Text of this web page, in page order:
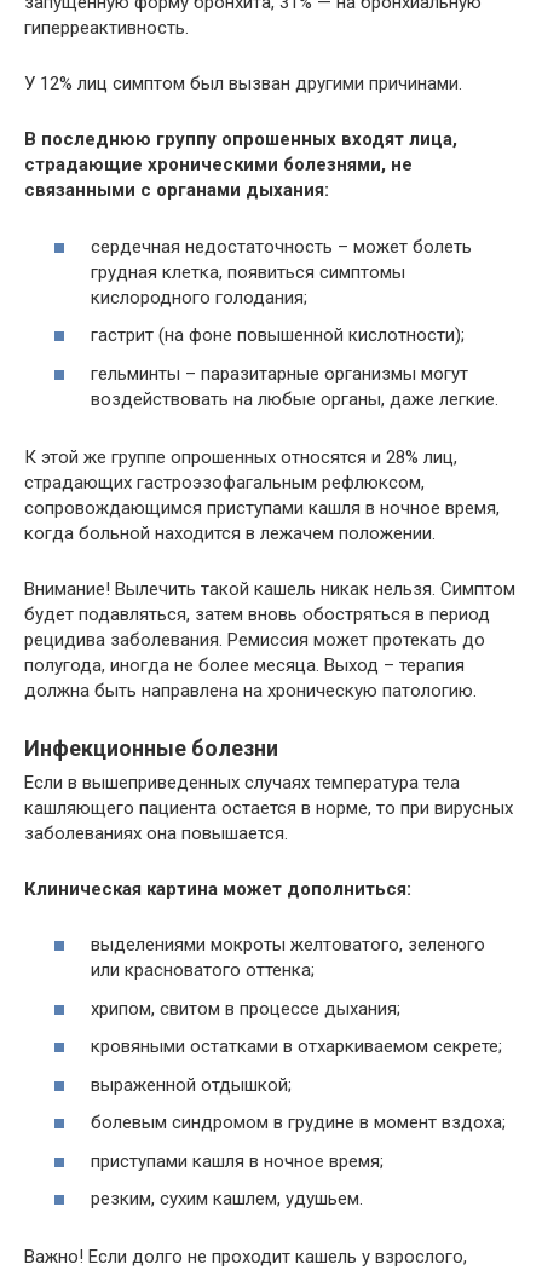
гиперреактивность.
У 12% лиц симптом был вызван другими причинами.
В последнюю группу опрошенных входят лица,
страдающие хроническими болезнями, не
связанными с органами дыхания:
сердечная недостаточность – может болеть
грудная клетка, появиться симптомы
кислородного голодания;
гастрит (на фоне повышенной кислотности);
гельминты – паразитарные организмы могут
воздействовать на любые органы, даже легкие.
К этой же группе опрошенных относятся и 28% лиц,
страдающих гастроэзофагальным рефлюксом,
сопровождающимся приступами кашля в ночное время,
когда больной находится в лежачем положении.
Внимание! Вылечить такой кашель никак нельзя. Симптом
будет подавляться, затем вновь обостряться в период
рецидива заболевания. Ремиссия может протекать до
полугода, иногда не более месяца. Выход – терапия
должна быть направлена на хроническую патологию.
Инфекционные болезни
Если в вышеприведенных случаях температура тела
кашляющего пациента остается в норме, то при вирусных
заболеваниях она повышается.
Клиническая картина может дополниться:
выделениями мокроты желтоватого, зеленого
или красноватого оттенка;
хрипом, свитом в процессе дыхания;
кровяными остатками в отхаркиваемом секрете;
выраженной отдышкой;
болевым синдромом в грудине в момент вздоха;
приступами кашля в ночное время;
резким, сухим кашлем, удушьем.
Важно! Если долго не проходит кашель у взрослого,